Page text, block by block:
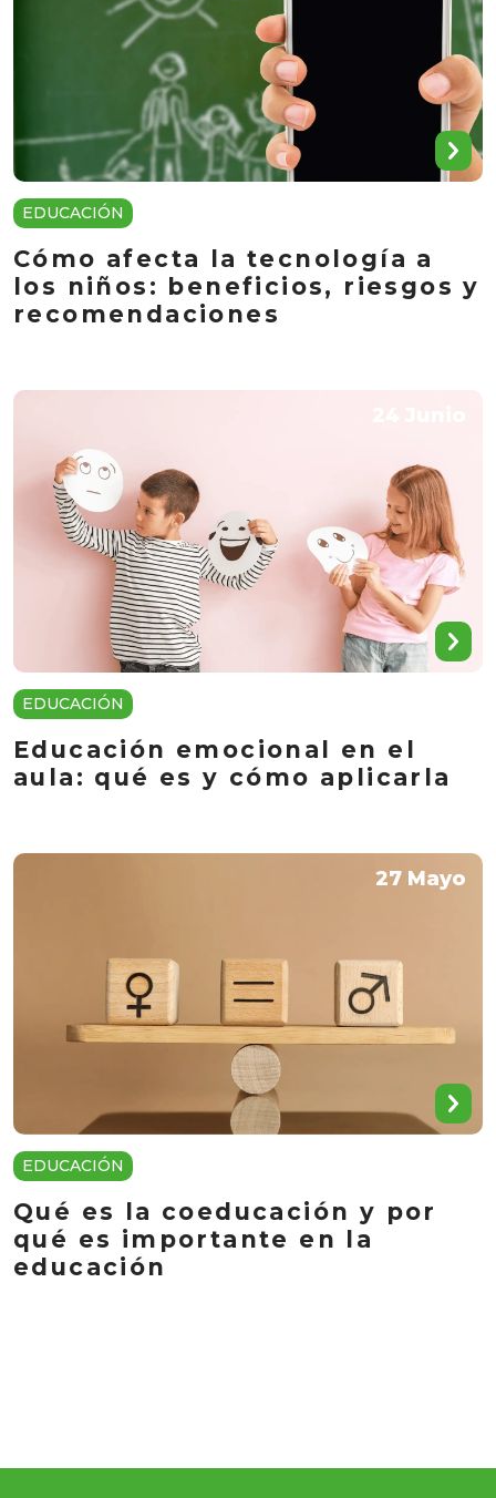
EDUCACIÓN
Cómo afecta la tecnología a
los niños: beneficios, riesgos y
recomendaciones
EDUCACIÓN
Educación emocional en el
aula: qué es y cómo aplicarla
27 Mayo
EDUCACIÓN
Qué es la coeducación y por
qué es importante en la
educación